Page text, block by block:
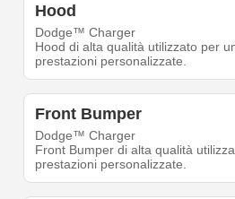
Hood
Dodge™ Charger
Hood di alta qualità utilizzato per
prestazioni personalizzate.
Front Bumper
Dodge™ Charger
Front Bumper di alta qualità
prestazioni personalizzate.